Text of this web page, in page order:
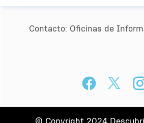
Contacto: Oﬁcinas de